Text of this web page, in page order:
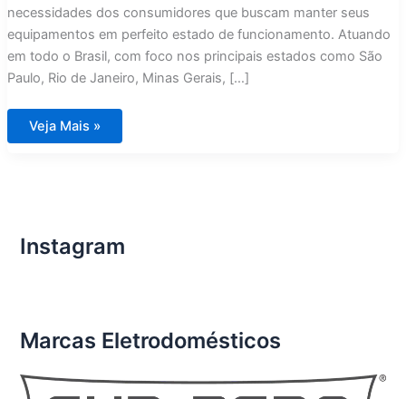
necessidades dos consumidores que buscam manter seus
equipamentos em perfeito estado de funcionamento. Atuando
em todo o Brasil, com foco nos principais estados como São
Paulo, Rio de Janeiro, Minas Gerais, […]
Assistência
Técnica
Veja Mais »
Instagram
Marcas Eletrodomésticos